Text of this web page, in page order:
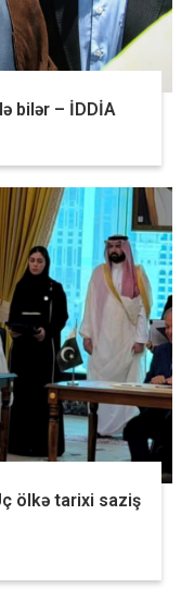
bilər – İDDİA
ölkə tarixi saziş